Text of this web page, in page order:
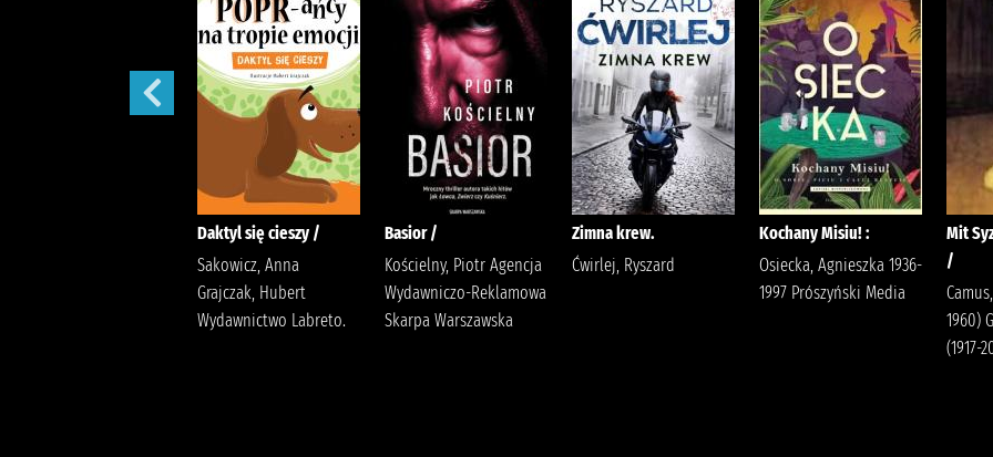
Daktyl się cieszy /
Sakowicz, Anna
Grajczak, Hubert
Wydawnictwo Labreto.
Basior /
Kościelny, Piotr Agencja
Wydawniczo-Reklamowa
Skarpa Warszawska
Zimna krew.
Ćwirlej, Ryszard
Kochany Misiu! :
Osiecka, Agnieszka 1936-
1997 Prószyński Media
Mit
/
1960)
(1917-